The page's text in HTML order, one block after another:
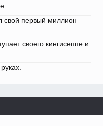
свой первый миллион
своего кингисеппе и